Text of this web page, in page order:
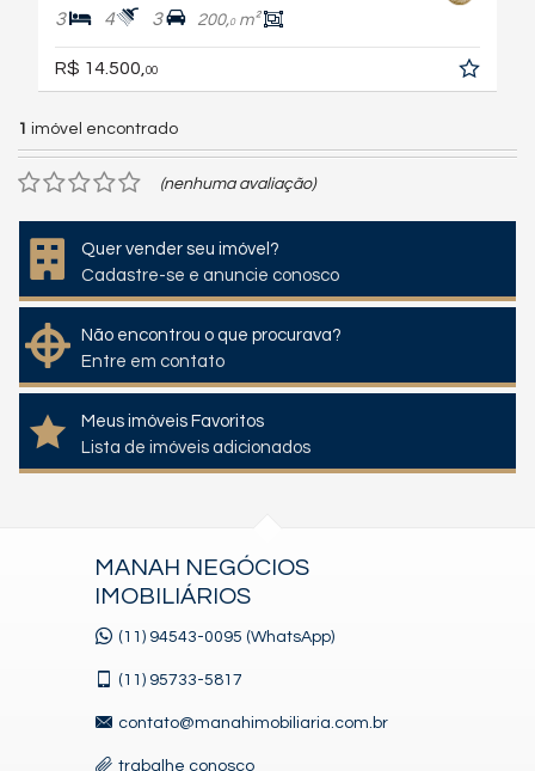
3 4 3 200,0m²
R$ 14.500, 00
1 imóvel encontrado
(nenhuma avaliação)
Quer vender seu imóvel?
Cadastre-se e anuncie conosco
Não encontrou o que procurava?
Entre em contato
Meus imóveis Favoritos
Lista de imóveis adicionados
MANAH NEGÓCIOS
IMOBILIÁRIOS
(11) 94543-0095 (WhatsApp)
(11) 95733-5817
contato@manahimobiliaria.com.br
trabalhe conosco